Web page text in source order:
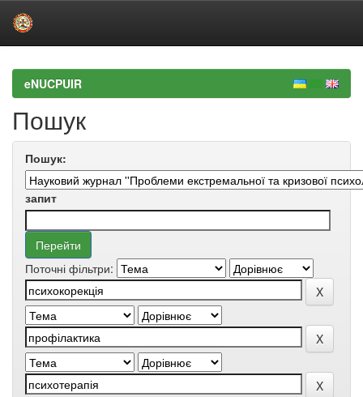
navigationeNUCPUIR
Пошук
Пошук:
запит
Поточні фільтри: